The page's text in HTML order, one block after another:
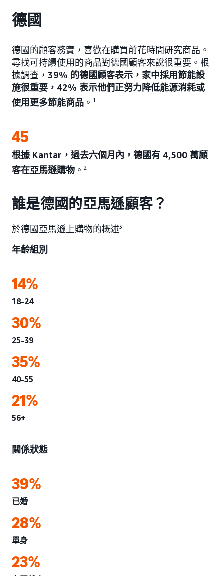
德國
德國的顧客務實，喜歡在購買前花時間研究商品。
尋找可持續使用的商品對德國顧客來說很重要。根
據調查， 39% 的德國顧客表示，家中採用節能設
施很重要，42% 表示他們正努力降低能源消耗或
使用更多節能商品 。 1
45
根據 Kantar，過去六個月內，德國有 4,500 萬顧
客在亞馬遜購物 。 2
誰是德國的亞馬遜顧客？
於德國亞馬遜上購物的概述3
年齡組別
14%
18-24
30%
25-39
35%
40-55
21%
56+
關係狀態
39%
已婚
28%
單身
23%